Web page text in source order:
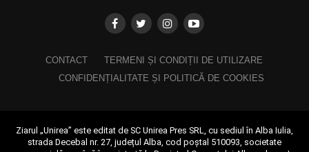
CONTACT
TERMENI ȘI CONDIȚII DE UTILIZARE
CONFIDENȚIALITATE ȘI POLITICĂ DE COOKIES
Ziarul „Unirea” este editat de SC Unirea Pres SRL, cu sediul în Alba Iulia,
strada Decebal nr. 27, județul Alba, cod poștal 510093, societate